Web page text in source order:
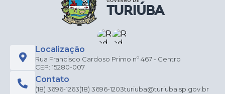
Localização
Rua Francisco Cardoso Primo nº 467 - Centro
CEP: 15280-007
Contato
(18) 3696-1263(18) 3696-1203turiuba@turiuba.sp.gov.br